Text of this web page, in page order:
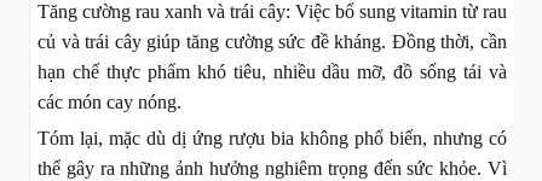
Tăng cường rau xanh và trái cây: Việc bổ sung vitamin từ rau
củ và trái cây giúp tăng cường sức đề kháng. Đồng thời, cần
hạn chế thực phẩm khó tiêu, nhiều dầu mỡ, đồ sống tái và
các món cay nóng.
Tóm lại, mặc dù dị ứng rượu bia không phổ biến, nhưng có
thể gây ra những ảnh hưởng nghiêm trọng đến sức khỏe. Vì